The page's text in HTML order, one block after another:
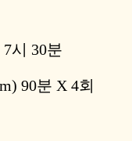
시 30분
90분 X 4회